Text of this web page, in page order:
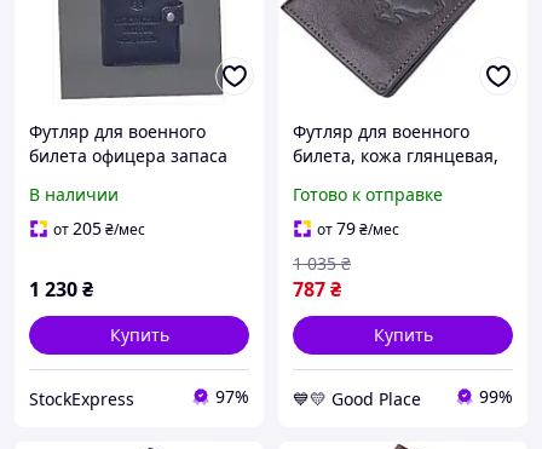
Футляр для военного
билета офицера запаса
8321HA900
В наличии
от205₴/мес
1 230₴
Купить
StockExpress 97%
Футляр для военного
билета, кожа глянцевая,
Коричневый практичный
GoodPlace -worry-free-
shopping-
Готово к отправке
от79₴/мес
787₴
1 035 ₴
Купить
💙💛 Good Place 99%